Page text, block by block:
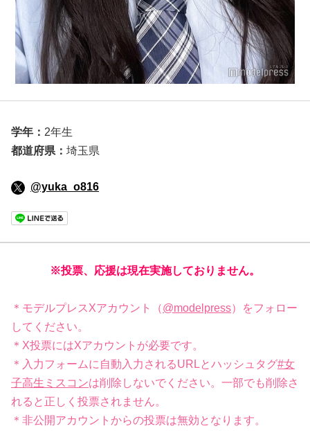
学年： 2年生
都道府県： 埼玉県
@yuka_o816
※投票、応援は現在実施しておりません。
＊モデルプレスXアカウント（@modelpress）をフォロー
してください。
＊X投票にはXアカウントが必要です。
＊入力フォームに自動入力されるURLとハッシュタグ#女
子高生ミスコンは削除しないでください。一部でも削除さ
れると正しく投票されません。
＊非公開アカウントからの投票は無効となります。